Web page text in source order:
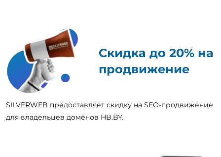
Скидка до 20% на
продвижение
SILVERWEB предоставляет скидку на SEO-продвижение
для владельцев доменов HB.BY.